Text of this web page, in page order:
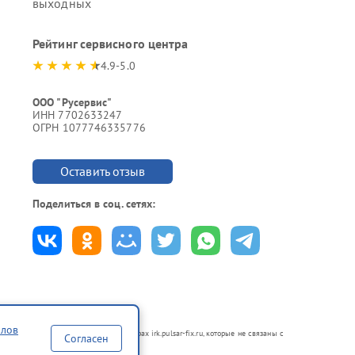
выходных
Рейтинг сервисного центра
4.9-5.0
ООО "Русервис"
ИНН 7702633247
ОГРН 1077746335776
Оставить отзыв
Поделиться в соц. сетях:
в неавторизованных сервисных центрах irk.pulsar-fix.ru, которые не связаны с
Согласен